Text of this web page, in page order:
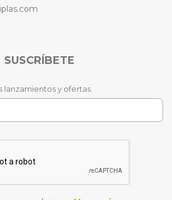
SUSCRÍBETE
lanzamientos y ofertas.